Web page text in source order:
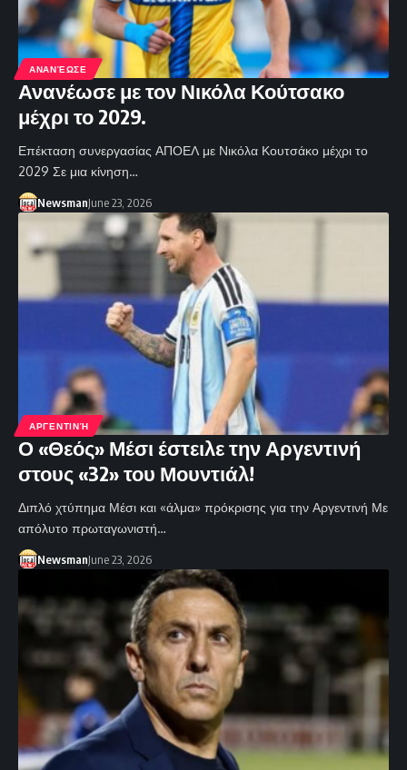
ΑΝΑΝΈΩΣΕ
Ανανέωσε με τον Νικόλα Κούτσακο
μέχρι το 2029.
Επέκταση συνεργασίας ΑΠΟΕΛ με Νικόλα Κουτσάκο μέχρι το
2029 Σε μια κίνηση…
NewsmanJune 23, 2026
ΑΡΓΕΝΤΙΝΉ
Ο «Θεός» Μέσι έστειλε την Αργεντινή
στους «32» του Μουντιάλ!
Διπλό χτύπημα Μέσι και «άλμα» πρόκρισης για την Αργεντινή Με
απόλυτο πρωταγωνιστή…
NewsmanJune 23, 2026